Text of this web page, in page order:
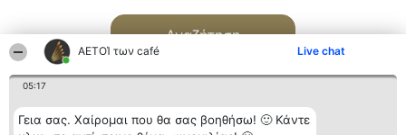
ΑΕΤΟΊ των café Live chat
05:17
Γεια σας. Χαίρομαι που θα σας βοηθήσω! 🙂 Κάντε
Αναζήτηση